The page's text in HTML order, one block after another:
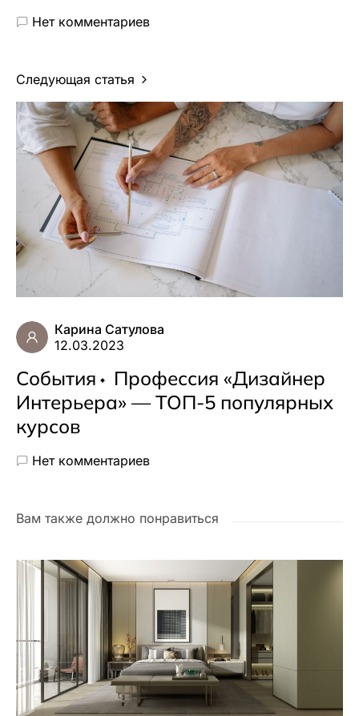
Нет комментариев
Следующая статья
Карина Сатулова
12.03.2023
События
Профессия «Дизайнер
Интерьера» — ТОП-5 популярных
курсов
Нет комментариев
Вам также должно понравиться